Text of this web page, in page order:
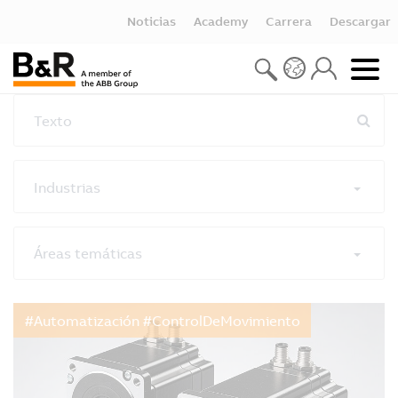
Noticias Academy Carrera Descargar
Texto
Industrias
Áreas temáticas
Restablecer todos los filtros
#Automatización #ControlDeMovimiento